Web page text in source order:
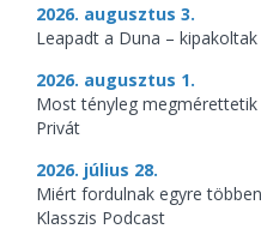
2026. augusztus 3.
Leapadt a Duna –
2026. augusztus 1.
Most tényleg
Privát
2026. július 28.
Miért fordulnak egyre
Klasszis Podcast